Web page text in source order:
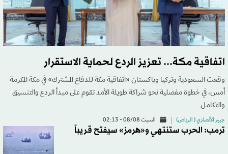
اتفاقية مكة... تعزيز الردع لحماية الاستقرار
وقعت السعودية وتركيا وباكستان «اتفاقية مكة للدفاع المشترك» في مكة المكرمة
أمس، في خطوة مفصلية نحو شراكة طويلة الأمد تقوم على مبدأ الردع والتنسيق
والتكامل
جبير الأنصاري ( الرياض) السبت 08/08 - 02:13
ترمب: الحرب ستنتهي و«هرمز» سيفتح قريباً